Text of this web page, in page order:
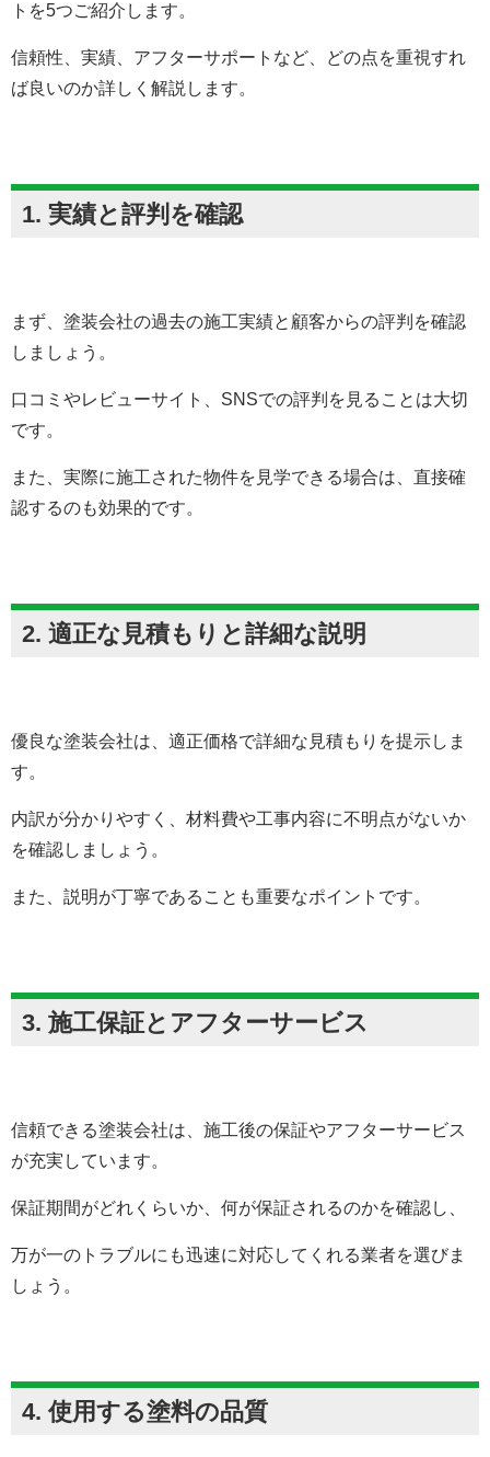
トを5つご紹介します。
信頼性、実績、アフターサポートなど、どの点を重視すれ
ば良いのか詳しく解説します。
1. 実績と評判を確認
まず、塗装会社の過去の施工実績と顧客からの評判を確認
しましょう。
口コミやレビューサイト、SNSでの評判を見ることは大切
です。
また、実際に施工された物件を見学できる場合は、直接確
認するのも効果的です。
2. 適正な見積もりと詳細な説明
優良な塗装会社は、適正価格で詳細な見積もりを提示しま
す。
内訳が分かりやすく、材料費や工事内容に不明点がないか
を確認しましょう。
また、説明が丁寧であることも重要なポイントです。
3. 施工保証とアフターサービス
信頼できる塗装会社は、施工後の保証やアフターサービス
が充実しています。
保証期間がどれくらいか、何が保証されるのかを確認し、
万が一のトラブルにも迅速に対応してくれる業者を選びま
しょう。
4. 使用する塗料の品質